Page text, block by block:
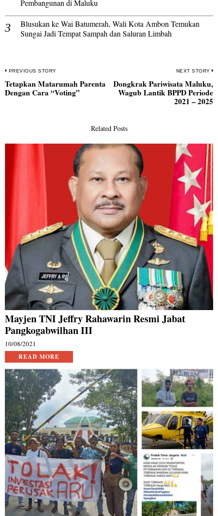
Pembangunan di Maluku
Blusukan ke Wai Batumerah, Wali Kota Ambon Temukan
Sungai Jadi Tempat Sampah dan Saluran Limbah
Navigasi
pos
PREVIOUS STORY
Previous
post:
Tetapkan Matarumah Parenta
Dengan Cara “Voting”
NEXT STORY
Dongkrak Pariwisata Maluku,
Wagub Lantik BPPD Periode
2021 – 2025
Related Posts
Mayjen TNI Jeffry Rahawarin Resmi Jabat
Pangkogabwilhan III
10/08/2021
READ MORE